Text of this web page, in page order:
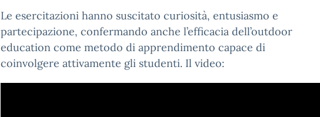
Le esercitazioni hanno suscitato curiosità, entusiasmo e
partecipazione, confermando anche l’efficacia dell’outdoor
education come metodo di apprendimento capace di
coinvolgere attivamente gli studenti. Il video: